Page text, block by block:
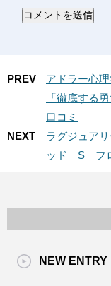
PREV
アドラー心
「徹底する
口コミ
NEXT
ラグジュア
ッド S フロ
NEW ENTRY